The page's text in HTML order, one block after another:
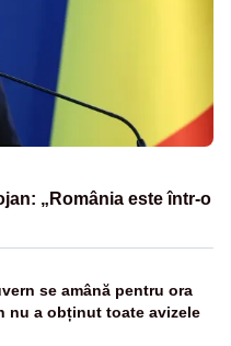
„România este într-o
se amână pentru ora
nu a obținut toate avizele